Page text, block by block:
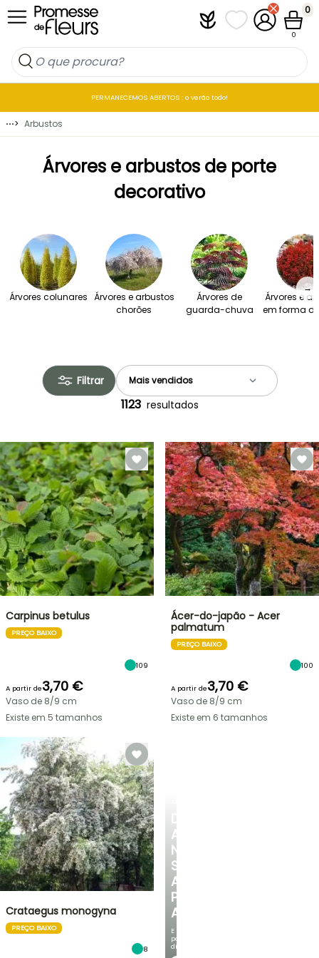
Ir para o Conteúdo PlantfitAs minhas listas
A minha
0
0
PERMANECEMOS ABERTOS : o verão todo!
⋯> Arbustos
Árvores e arbustos de porte
decorativo
Árvores colunares Árvores e arbustos
chorões
Árvores de
guarda-chuva
Árvores e
em forma
→
Filtrar
1123 resultados
DESCUBRA
A
NOSSA
SELEÇÃO
A
PREÇOS
ACESSÍVEIS
E
poupe
dinheiro!
Carpinus betulus
PREÇO BAIXO
109
A partir de3,70 €
Vaso de 8/9 cm
Existe em 5 tamanhos
Ácer-do-japão - Acer
palmatum
PREÇO BAIXO
100
A partir de3,70 €
Vaso de 8/9 cm
Existe em 6 tamanhos
Crataegus monogyna
PREÇO BAIXO
8